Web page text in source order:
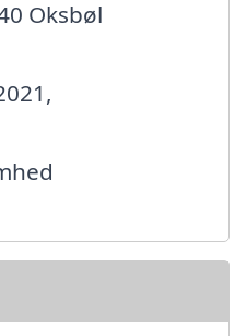
Oksbøl